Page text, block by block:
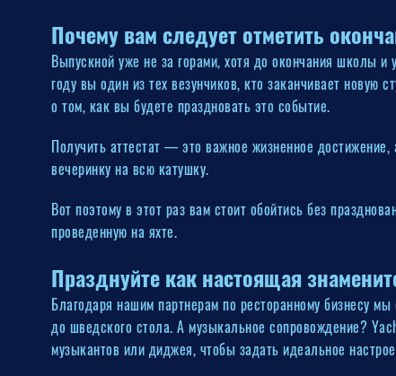
Почему вам следует отметить
Выпускной уже не за горами, хотя до окончания школы
году вы один из тех везунчиков, кто заканчивает новую
о том, как вы будете праздновать это событие.
Получить аттестат — это важное жизненное достижение,
вечеринку на всю катушку.
Вот поэтому в этот раз вам стоит обойтись без
проведенную на яхте.
Празднуйте как настоящая
Благодаря нашим партнерам по ресторанному бизнесу
до шведского стола. А музыкальное сопровождение?
музыкантов или диджея, чтобы задать идеальное